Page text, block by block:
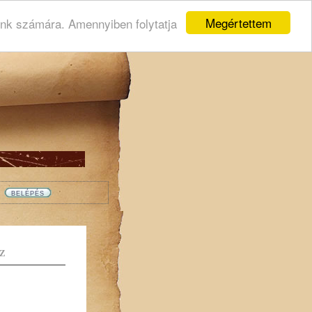
Megértettem
számára. Amennyiben folytatja
Z